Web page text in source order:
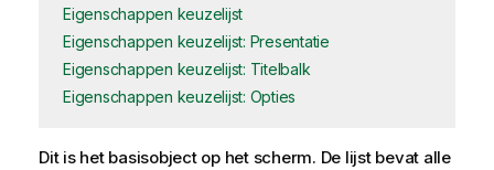
Eigenschappen keuzelijst
Eigenschappen keuzelijst: Presentatie
Eigenschappen keuzelijst: Titelbalk
Eigenschappen keuzelijst: Opties
Dit is het basisobject op het scherm. De lijst bevat alle